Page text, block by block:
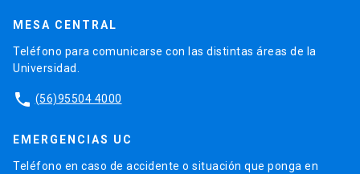
MESA CENTRAL
Teléfono para comunicarse con las distintas áreas de la
Universidad.
phone (56)95504 4000
EMERGENCIAS UC
Teléfono en caso de accidente o situación que ponga en